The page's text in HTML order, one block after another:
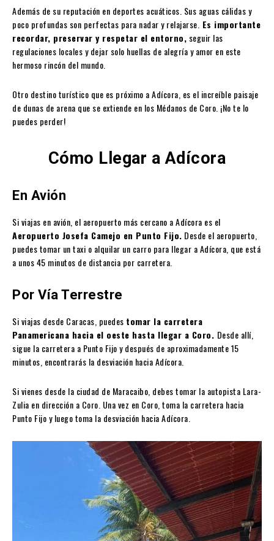
Además de su reputación en deportes acuáticos. Sus aguas cálidas y
poco profundas son perfectas para nadar y relajarse. Es importante
recordar, preservar y respetar el entorno, seguir las
regulaciones locales y dejar solo huellas de alegría y amor en este
hermoso rincón del mundo.
Otro destino turístico que es próximo a Adícora, es el increíble paisaje
de dunas de arena que se extiende en los Médanos de Coro. ¡No te lo
puedes perder!
Cómo Llegar a Adícora
En Avión
Si viajas en avión, el aeropuerto más cercano a Adícora es el
Aeropuerto Josefa Camejo en Punto Fijo. Desde el aeropuerto,
puedes tomar un taxi o alquilar un carro para llegar a Adícora, que está
a unos 45 minutos de distancia por carretera.
Por Vía Terrestre
Si viajas desde Caracas, puedes tomar la carretera
Panamericana hacia el oeste hasta llegar a Coro. Desde allí,
sigue la carretera a Punto Fijo y después de aproximadamente 15
minutos, encontrarás la desviación hacia Adícora.
Si vienes desde la ciudad de Maracaibo, debes tomar la autopista Lara-
Zulia en dirección a Coro. Una vez en Coro, toma la carretera hacia
Punto Fijo y luego toma la desviación hacia Adícora.